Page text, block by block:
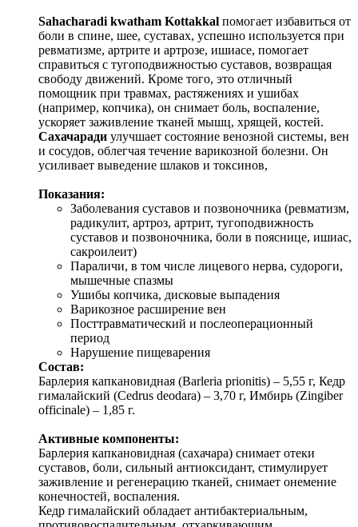
Sahacharadi kwatham Kottakkal помогает избавиться от
боли в спине, шее, суставах, успешно используется при
ревматизме, артрите и артрозе, ишиасе, помогает
справиться с тугоподвижностью суставов, возвращая
свободу движений. Кроме того, это отличный
помощник при травмах, растяжениях и ушибах
(например, копчика), он снимает боль, воспаление,
ускоряет заживление тканей мышц, хрящей, костей.
Сахачаради улучшает состояние венозной системы, вен
и сосудов, облегчая течение варикозной болезни. Он
усиливает выведение шлаков и токсинов,
Показания:
Заболевания суставов и позвоночника (ревматизм,
радикулит, артроз, артрит, тугоподвижность
суставов и позвоночника, боли в пояснице, ишиас,
сакроилеит)
Параличи, в том числе лицевого нерва, судороги,
мышечные спазмы
Ушибы копчика, дисковые выпадения
Варикозное расширение вен
Посттравматический и послеоперационный
период
Нарушение пищеварения
Состав:
Барлерия капкановидная (Barleria prionitis) – 5,55 г, Кедр
гималайский (Cedrus deodara) – 3,70 г, Имбирь (Zingiber
officinale) – 1,85 г.
Активные компоненты:
Барлерия капкановидная (сахачара) снимает отеки
суставов, боли, сильный антиоксидант, стимулирует
заживление и регенерацию тканей, снимает онемение
конечностей, воспаления.
Кедр гималайский обладает антибактериальным,